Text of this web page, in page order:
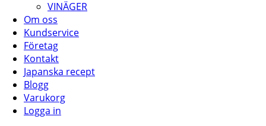
VINÄGER
Om oss
Kundservice
Företag
Kontakt
Japanska recept
Blogg
Varukorg
Logga in